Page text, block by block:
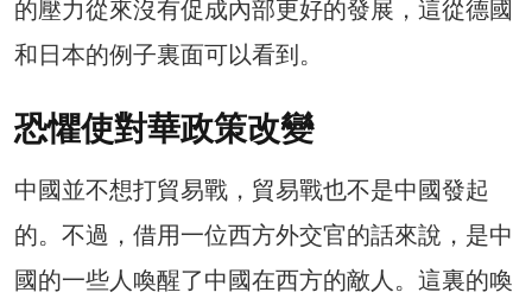
的壓力從來沒有促成內部更好的發展，這從德國
和日本的例子裏面可以看到。
恐懼使對華政策改變
中國並不想打貿易戰，貿易戰也不是中國發起
的。不過，借用一位西方外交官的話來說，是中
國的一些人喚醒了中國在西方的敵人。這裏的喚